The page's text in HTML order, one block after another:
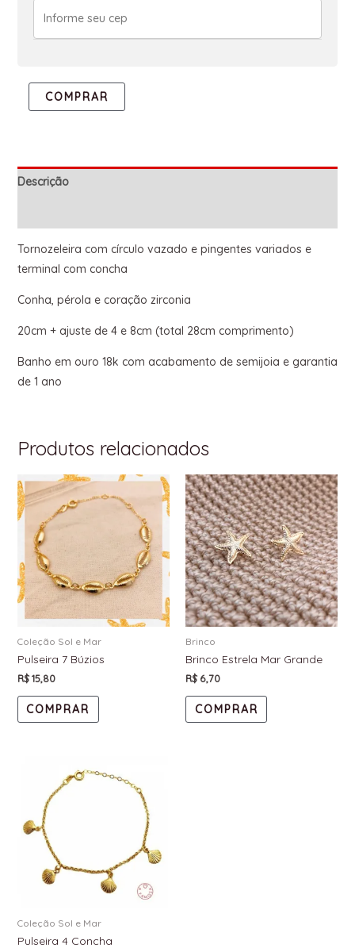
COMPRAR
Descrição
Tornozeleira com círculo vazado e pingentes variados e
terminal com concha
Conha, pérola e coração zirconia
20cm + ajuste de 4 e 8cm (total 28cm comprimento)
Banho em ouro 18k com acabamento de semijoia e garantia
de 1 ano
Produtos relacionados
Coleção Sol e Mar
Pulseira 7 Búzios
R$15,80
COMPRAR
Brinco
Brinco Estrela Mar Grande
R$ 6,70
COMPRAR
Coleção Sol e Mar
Pulseira 4 Concha